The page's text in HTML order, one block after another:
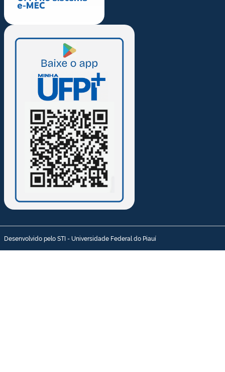
Desenvolvido pelo STI - Universidade Federal do Piauí